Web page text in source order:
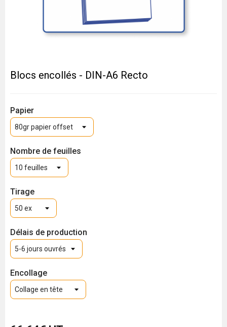
Blocs encollés - DIN-A6 Recto
Papier
Nombre de feuilles
Tirage
Délais de production
Encollage